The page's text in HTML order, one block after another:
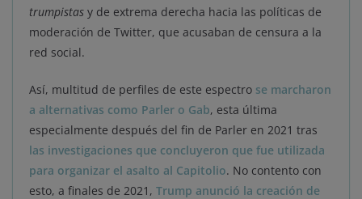
trumpistas y de extrema derecha hacia las políticas de
moderación de Twitter, que acusaban de censura a la
red social.
Así, multitud de perfiles de este espectro se marcharon
a alternativas como Parler o Gab, esta última
especialmente después del fin de Parler en 2021 tras
las investigaciones que concluyeron que fue utilizada
para organizar el asalto al Capitolio. No contento con
esto, a finales de 2021, Trump anunció la creación de